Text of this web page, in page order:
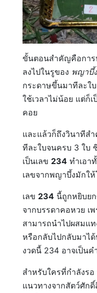
ขั้นตอนสำคัญคือการ
ลงไปในรูของ พญาบึ้ง
กระดาษขึ้นมาทีละใ
ใช้เวลาไม่น้อย แต่ก็
คอย
และแล้วก็ถึงวินาทีส
ทีละใบจนครบ 3 ใบ
เป็นเลข 234 ทำเอา
เลขจากพญาบึ้งมักใ
เลข 234 นี้ถูกหยิบย
จากบรรดาคอหวย เ
สามารถนำไปผสมแท
หรือกลับไปกลับมาได้
งวดนี้ 234 อาจเป็น
สำหรับใครที่กำลังรอ
แนวทางจากสัตว์ศัก